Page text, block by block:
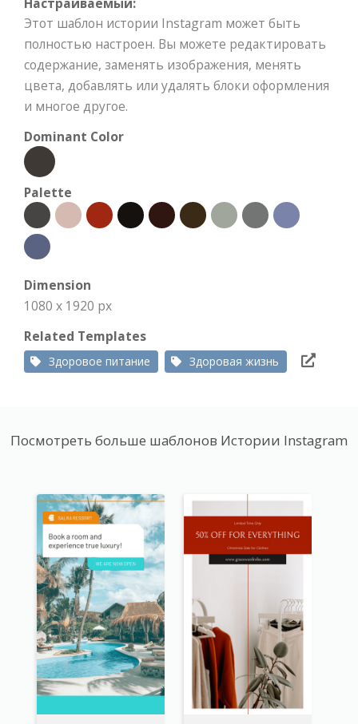
Этот шаблон истории Instagram может быть
полностью настроен. Вы можете редактировать
содержание, заменять изображения, менять
цвета, добавлять или удалять блоки оформления
и многое другое.
Dominant Color
Palette
Dimension
1080 x 1920 px
Related Templates
Здоровое питание Здоровая жизнь
Посмотреть больше шаблонов Истории Instagram